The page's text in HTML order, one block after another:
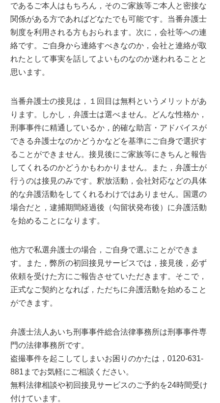
であるご本人はもちろん，そのご家族等ご本人と密接な
関係がある方であればどなたでも可能です。当番弁護士
制度を利用される方もおられます。次に，会社等への連
絡です。ご自身から連絡すべきなのか，会社と連絡が取
れたとして事実を話してよいものなのか迷われることと
思います。
当番弁護士の接見は，１回目は無料というメリットがあ
ります。しかし，弁護士は選べません。どんな性格か，
刑事事件に精通しているか，的確な助言・アドバイスが
できる弁護士なのかどうかなどを基準にご自身で選択す
ることができません。接見後にご家族等にきちんと報告
してくれるのかどうかもわかりません。また，弁護士が
行うのは接見のみです。釈放活動，会社対応などの具体
的な弁護活動をしてくれるわけではありません。国選の
場合だと，逮捕期間経過後（勾留状発布後）に弁護活動
を始めることになります。
他方で私選弁護士の場合，ご自身で選ぶことができま
す。また，弊所の初回接見サービスでは，接見後，必ず
依頼を受けた方にご報告させていただきます。そこで，
正式なご契約となれば，ただちに弁護活動を始めること
ができます。
弁護士法人あいち刑事事件総合法律事務所は刑事事件専
門の法律事務所です。
盗撮事件を起こしてしまいお困りのかたは，0120-631-
881までお気軽にご相談ください。
無料法律相談や初回接見サービスのご予約を24時間受け
付けています。